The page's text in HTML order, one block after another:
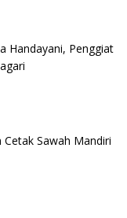
Handayani, Penggiat
Sawah Mandiri